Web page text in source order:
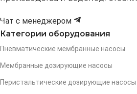
Чат с менеджером
Категории оборудования
Пневматические мембранные насосы
Мембранные дозирующие насосы
Перистальтические дозирующие насосы